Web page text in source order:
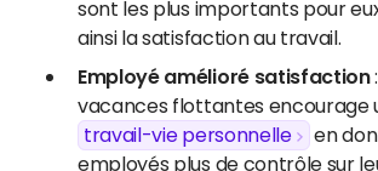
sont les plus importants pour
ainsi la satisfaction au travail.
Employé amélioré satisfaction
vacances flottantes encourage
travail-vie personnelle
en
employés plus de contrôle sur